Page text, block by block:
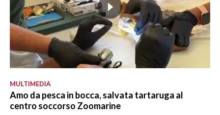
MULTIMEDIA
Amo da pesca in bocca, salvata tartaruga al
centro soccorso Zoomarine